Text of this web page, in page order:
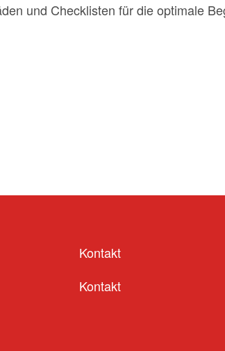
und Checklisten für die optimale
Kontakt
Kontakt